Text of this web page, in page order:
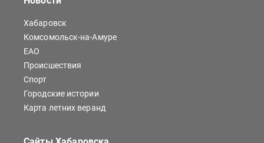
Хабаровск
Комсомольск-на-Амуре
ЕАО
Происшествия
Спорт
Городские истории
Карта летних веранд